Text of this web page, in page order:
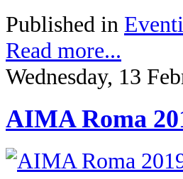
Published in Eventi
Read more...
Wednesday, 13
AIMA Roma